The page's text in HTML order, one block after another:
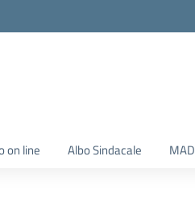
on line Albo Sindacale MAD